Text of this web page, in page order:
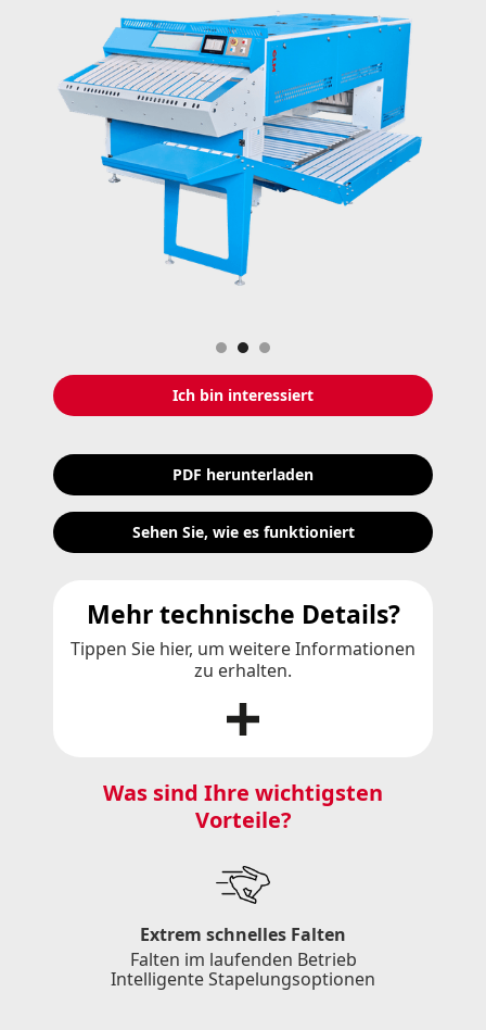
Ich bin interessiert
PDF herunterladen
Sehen Sie, wie es funktioniert
Mehr technische Details?
Tippen Sie hier, um weitere Informationen
zu erhalten.
Was sind Ihre wichtigsten
Vorteile?
Extrem schnelles Falten
Falten im laufenden Betrieb
Intelligente Stapelungsoptionen